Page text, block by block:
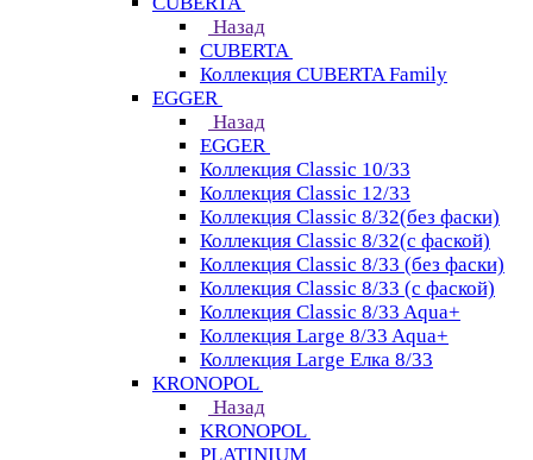
Назад
CUBERTA
Коллекция CUBERTA Family
EGGER
Назад
EGGER
Коллекция Classic 10/33
Коллекция Classic 12/33
Коллекция Classic 8/32(без фаски)
Коллекция Classic 8/32(с фаской)
Коллекция Classic 8/33 (без фаски)
Коллекция Classic 8/33 (с фаской)
Коллекция Classic 8/33 Aqua+
Коллекция Large 8/33 Aqua+
Коллекция Large Елка 8/33
KRONOPOL
Назад
KRONOPOL
PLATINIUM